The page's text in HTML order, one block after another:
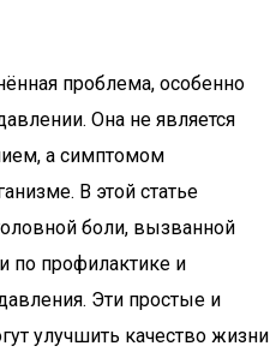
проблема, особенно
Она не является
а симптомом
В этой статье
боли, вызванной
по профилактике и
Эти простые и
улучшить качество жизни